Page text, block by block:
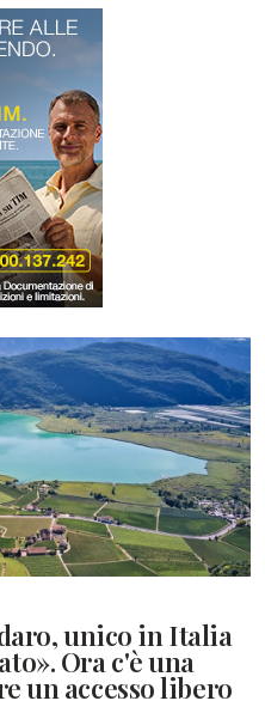
unico in Italia
Ora c'è una
un accesso libero